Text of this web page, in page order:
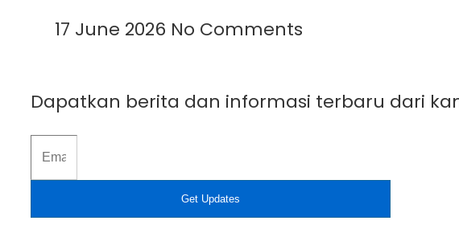
17 June 2026 No Comments
Dapatkan berita dan informasi terbaru dari
Get Updates